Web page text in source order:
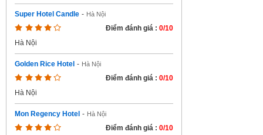
Super Hotel Candle - Hà Nội
Điểm đánh giá : 0/10
Hà Nội
Golden Rice Hotel - Hà Nội
Điểm đánh giá : 0/10
Hà Nội
Mon Regency Hotel - Hà Nội
Điểm đánh giá : 0/10